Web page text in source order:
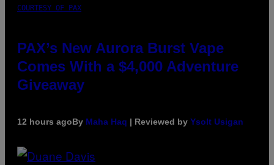
COURTESY OF PAX
PAX’s New Aurora Burst Vape
Comes With a $4,000 Adventure
Giveaway
12 hours agoBy Maha Haq | Reviewed by Ysolt Usigan